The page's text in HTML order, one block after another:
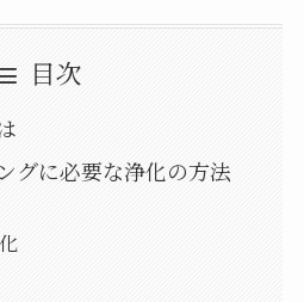
目次
に必要な浄化の方法